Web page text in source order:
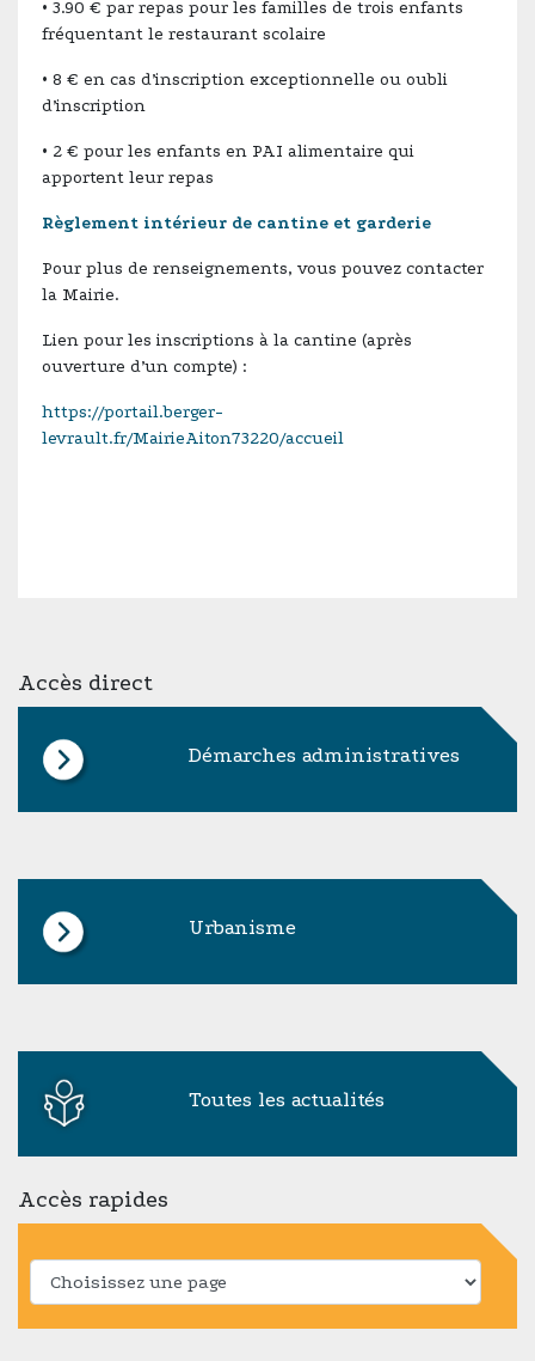
• 3.90 € par repas pour les familles de trois enfants
fréquentant le restaurant scolaire
• 8 € en cas d’inscription exceptionnelle ou oubli
d’inscription
• 2 € pour les enfants en PAI alimentaire qui
apportent leur repas
Règlement intérieur de cantine et garderie
Pour plus de renseignements, vous pouvez contacter
la Mairie.
Lien pour les inscriptions à la cantine (après
ouverture d’un compte) :
https://portail.berger-
levrault.fr/MairieAiton73220/accueil
Accès direct
Démarches administratives
Urbanisme
Toutes les actualités
Accès rapides